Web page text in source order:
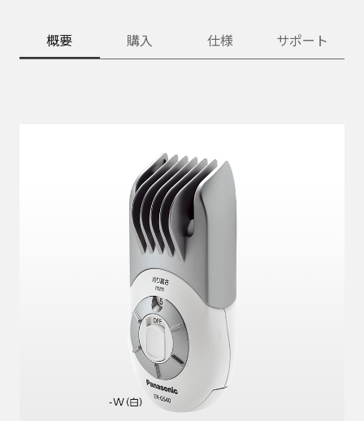
概要 購入 仕様 サポート